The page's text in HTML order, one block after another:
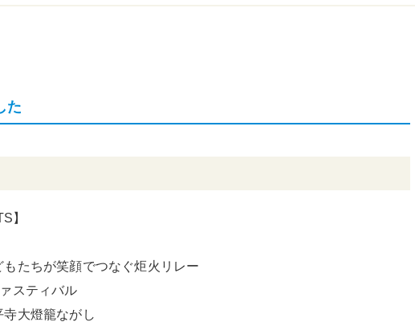
た
】
笑顔でつなぐ炬火リレー
ティバル
籠ながし